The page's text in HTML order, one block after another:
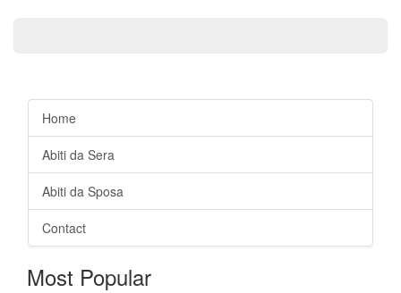
Home
Abiti da Sera
Abiti da Sposa
Contact
Most Popular